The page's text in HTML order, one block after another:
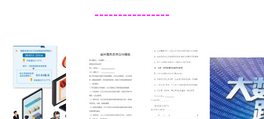
----------------